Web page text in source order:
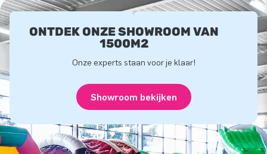
ONTDEK ONZE SHOWROOM VAN
1500M2
Onze experts staan voor je klaar!
Showroom bekijken